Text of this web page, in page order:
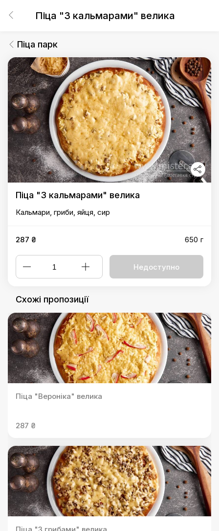
Піца "З кальмарами" велика
Піца парк
Піца "З кальмарами" велика
Кальмари, гриби, яйця, сир
287 ₴ 650 г
Недоступно
Схожі пропозиції
Піца "Вероніка" велика
287 ₴